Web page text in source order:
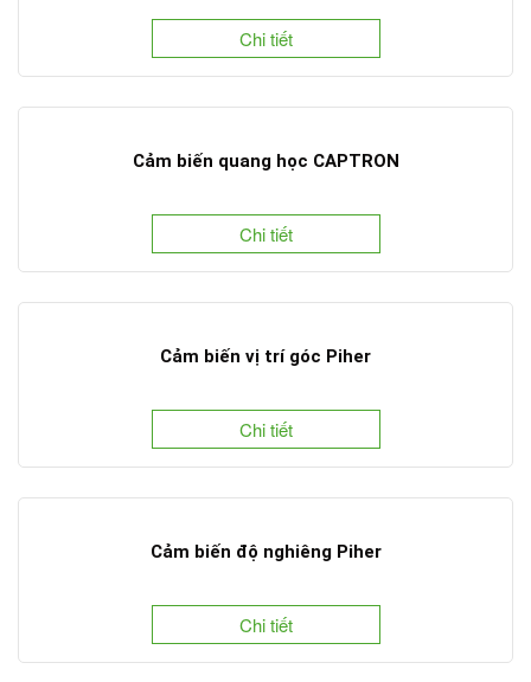
Chi tiết
Cảm biến quang học CAPTRON
Chi tiết
Cảm biến vị trí góc Piher
Chi tiết
Cảm biến độ nghiêng Piher
Chi tiết